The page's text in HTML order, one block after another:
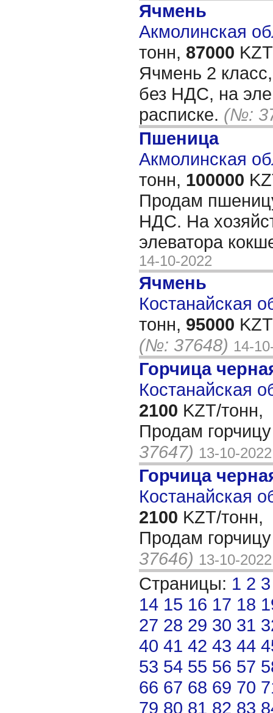
Ячмень
Акмолинская
тонн, 87000
Ячмень 2
без НДС, на
расписке. (№:
Пшеница
Акмолинская
тонн, 100000
Продам
НДС. На
элеватора
14-10-2022
Ячмень
Костанайская
тонн, 95000
(№: 37648) 14-
Горчица
Костанайская
2100 KZT/тонн,
Продам
37647) 13-10-2022
Горчица
Костанайская
2100 KZT/тонн,
Продам
37646) 13-10-2022
Страницы: 1 2 3
14 15 16 17 18
27 28 29 30 31
40 41 42 43 44
53 54 55 56 57
66 67 68 69 70
79 80 81 82 83